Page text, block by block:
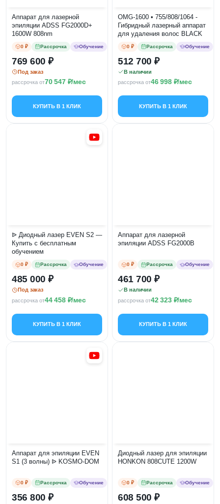
Аппарат для лазерной
эпиляции ADSS FG2000D+
1600W 808nm
0 ₽ Рассрочка Обучение
769 600
Под заказ
рассрочка от70 547 /мес
КУПИТЬ В 1 КЛИК
OMG-1600 • 755/808/1064 -
Гибридный лазерный аппарат
для удаления волос BLACK
0 ₽ Рассрочка Обучение
512 700
В наличии
рассрочка от46 998 /мес
КУПИТЬ В 1 КЛИК
ᐉ Диодный лазер EVEN S2 —
Купить с бесплатным
обучением
0 ₽ Рассрочка Обучение
485 000
Под заказ
рассрочка от44 458 /мес
КУПИТЬ В 1 КЛИК
Аппарат для лазерной
эпиляции ADSS FG2000B
0 ₽ Рассрочка Обучение
461 700
В наличии
рассрочка от42 323 /мес
КУПИТЬ В 1 КЛИК
Аппарат для эпиляции EVEN
S1 (3 волны) ᐉ KOSMO-DOM
0 ₽ Рассрочка Обучение
356 800
Диодный лазер для эпиляции
HONKON 808CUTE 1200W
0 ₽ Рассрочка Обучение
608 500